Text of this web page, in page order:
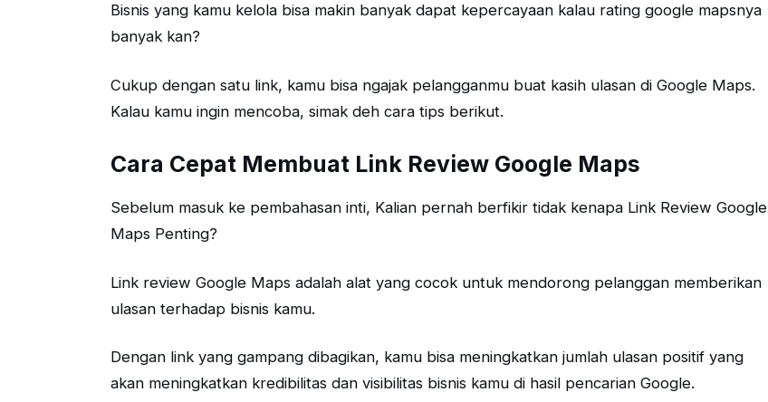
Bisnis yang kamu kelola bisa makin banyak dapat kepercayaan kalau rating google mapsnya
banyak kan?
Cukup dengan satu link, kamu bisa ngajak pelangganmu buat kasih ulasan di Google Maps.
Kalau kamu ingin mencoba, simak deh cara tips berikut.
Cara Cepat Membuat Link Review Google Maps
Sebelum masuk ke pembahasan inti, Kalian pernah berfikir tidak kenapa Link Review Google
Maps Penting?
Link review Google Maps adalah alat yang cocok untuk mendorong pelanggan memberikan
ulasan terhadap bisnis kamu.
Dengan link yang gampang dibagikan, kamu bisa meningkatkan jumlah ulasan positif yang
akan meningkatkan kredibilitas dan visibilitas bisnis kamu di hasil pencarian Google.